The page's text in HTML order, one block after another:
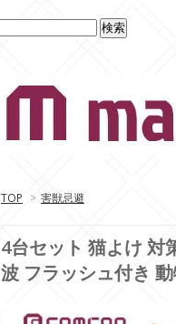
TOP > 害獣忌避
4台セット 猫よけ 対
波 フラッシュ付き